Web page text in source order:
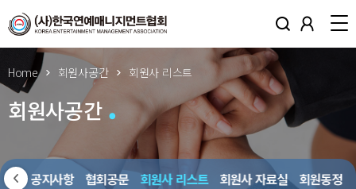
Home 회원사공간 회원사 리스트
회원사공간
원사 공지사항 협회공문 회원사 리스트 회원사 자료실 회원동정